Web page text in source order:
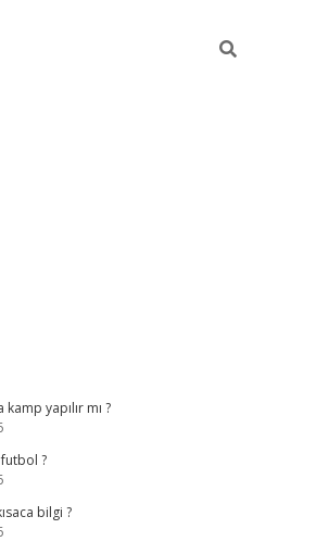
yapılır mı ?
?
bilgi ?